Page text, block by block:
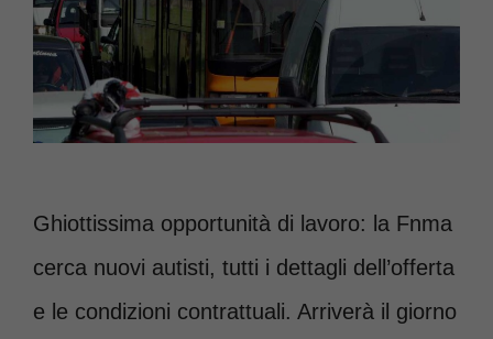
Ghiottissima opportunità di lavoro: la Fnma
cerca nuovi autisti, tutti i dettagli dell’offerta
e le condizioni contrattuali. Arriverà il giorno